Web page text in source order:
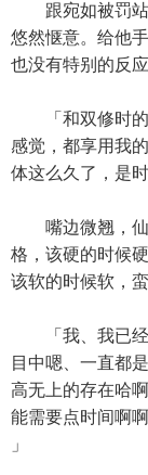
跟宛如被罚站
悠然惬意。给他
也没有特别的反
「和双修时的
感觉，都享用我
体这么久了，是
嘴边微翘，仙
格，该硬的时候硬
该软的时候软，蛮
「我、我已经
目中嗯、一直都
高无上的存在哈
能需要点时间啊
」